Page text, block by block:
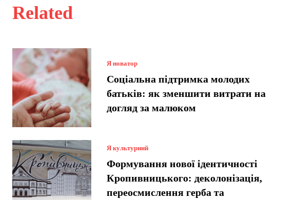
Related
Я новатор
Соціальна підтримка молодих
батьків: як зменшити витрати на
догляд за малюком
Я культурний
Формування нової ідентичності
Кропивницького: деколонізація,
переосмислення герба та